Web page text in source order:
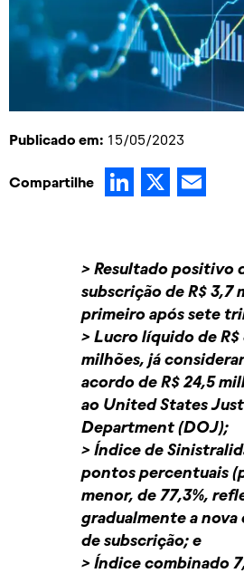
Publicado em: 15/05/2023
Compartilhe LinkedIn
X
> Resultado positivo
subscrição de R$ 3,7
primeiro após sete
> Lucro líquido de R$
milhões, já
acordo de R$ 24,5
ao United States
Department (DOJ);
> Índice de
pontos percentuais
menor, de 77,3%,
gradualmente a
de subscrição; e
> Índice combinado